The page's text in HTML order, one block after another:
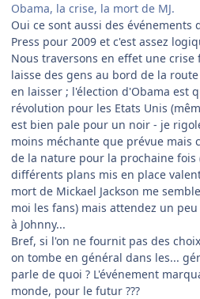
Obama, la crise, la mort de MJ.
Oui ce sont aussi des événements
Press pour 2009 et c'est assez
Nous traversons en effet une
laisse des gens au bord de la
en laisser ; l'élection d'Obama est
révolution pour les Etats Unis
est bien pale pour un noir - je
moins méchante que prévue mais
de la nature pour la prochaine fois
différents plans mis en place
mort de Mickael Jackson me
moi les fans) mais attendez un
à Johnny...
Bref, si l'on ne fournit pas des
on tombe en général dans les...
parle de quoi ? L'événement
monde, pour le futur ???